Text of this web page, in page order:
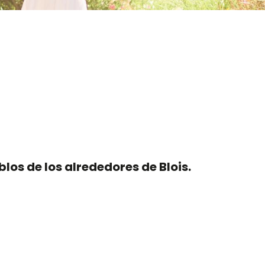
de los alrededores de Blois.